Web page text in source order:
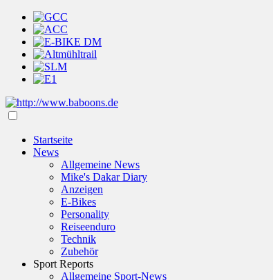
Startseite
News
Allgemeine News
Mike's Dakar Diary
Anzeigen
E-Bikes
Personality
Reiseenduro
Technik
Zubehör
Sport Reports
Allgemeine Sport-News